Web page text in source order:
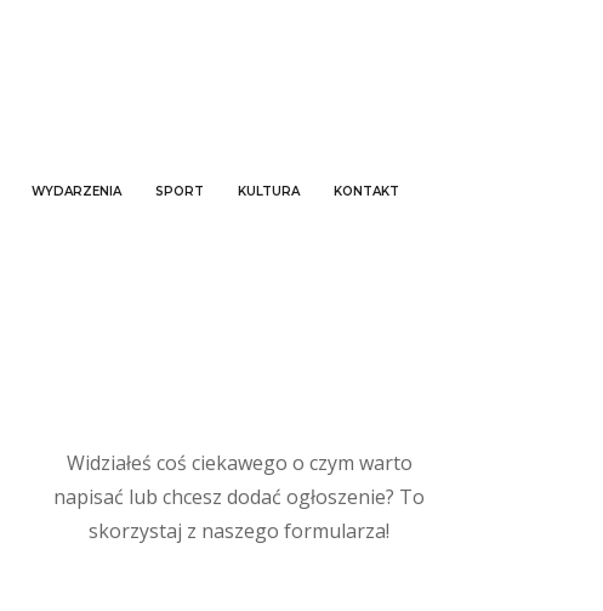
WYDARZENIA SPORT KULTURA KONTAKT
Widziałeś coś ciekawego o czym warto
napisać lub chcesz dodać ogłoszenie? To
skorzystaj z naszego formularza!